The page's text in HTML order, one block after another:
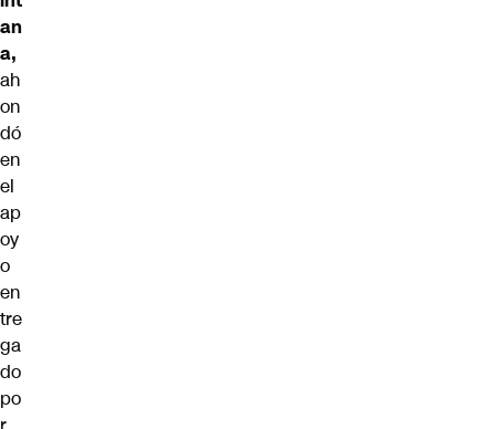
an
a,
ah
on
dó
en
el
ap
oy
o
en
tre
ga
do
po